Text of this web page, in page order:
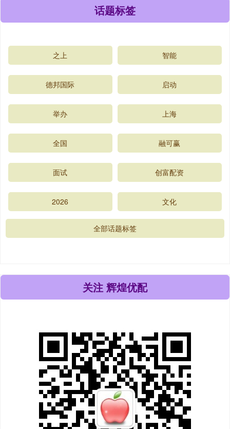
话题标签
之上 智能
德邦国际 启动
举办 上海
全国 融可赢
面试 创富配资
2026 文化
全部话题标签
关注 辉煌优配